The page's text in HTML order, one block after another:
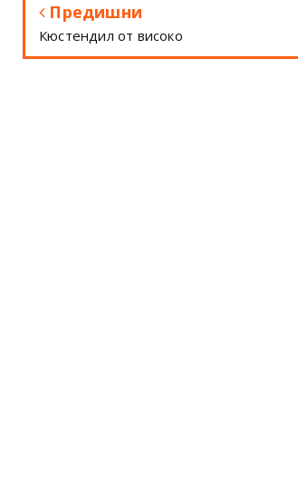
Предишни
Кюстендил от високо